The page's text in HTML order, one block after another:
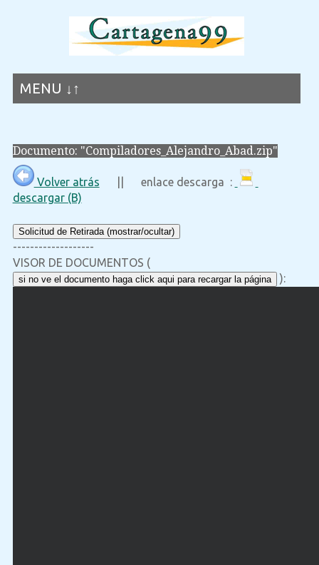
MENU ↓↑
Documento: "Compiladores_Alejandro_Abad.zip"
Volver atrás || enlace descarga :
descargar (B)
Solicitud de Retirada (mostrar/ocultar)
-------------------
VISOR DE DOCUMENTOS (
si no ve el documento haga click aqui para recargar la página ):